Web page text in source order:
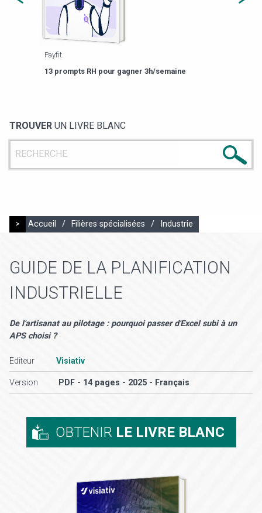
Payfit
13 prompts RH pour gagner 3h/semaine
TROUVER UN LIVRE BLANC
> Accueil / Filières spécialisées / Industrie
GUIDE DE LA PLANIFICATION
INDUSTRIELLE
De l'artisanat au pilotage : pourquoi passer d'Excel subi à un
APS choisi ?
Editeur Visiativ
Version PDF - 14 pages - 2025 - Français
OBTENIR LE LIVRE BLANC